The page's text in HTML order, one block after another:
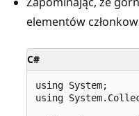
elementów
C#
using System;
using